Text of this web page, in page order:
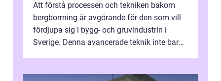
Att förstå processen och tekniken bakom
bergborrning är avgörande för den som vill
fördjupa sig i bygg- och gruvindustrin i
Sverige. Denna avancerade teknik inte bara